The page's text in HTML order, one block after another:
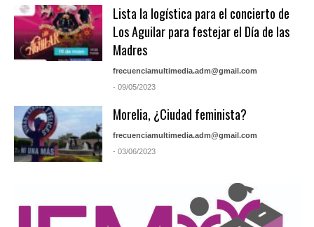
Lista la logística para el concierto de
Los Aguilar para festejar el Día de las
Madres
frecuenciamultimedia.adm@gmail.com
- 09/05/2023
Morelia, ¿Ciudad feminista?
frecuenciamultimedia.adm@gmail.com
- 03/06/2023